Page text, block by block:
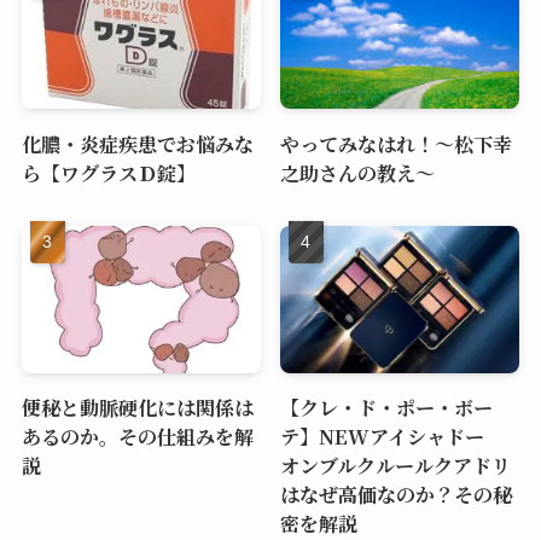
化膿・炎症疾患でお悩みな
ら【ワグラスＤ錠】
やってみなはれ！～松下幸
之助さんの教え～
便秘と動脈硬化には関係は
あるのか。その仕組みを解
説
【クレ・ド・ポー・ボー
テ】NEWアイシャドー
オンブルクルールクアドリ
はなぜ高価なのか？その秘
密を解説